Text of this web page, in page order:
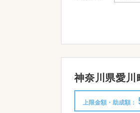
神奈川県愛川
上限金額・助成額：